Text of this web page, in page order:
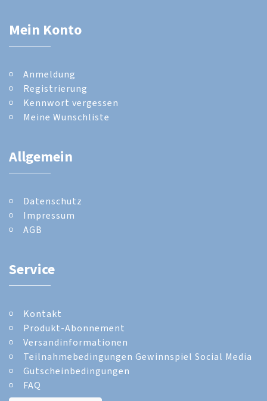
Mein Konto
Anmeldung
Registrierung
Kennwort vergessen
Meine Wunschliste
Allgemein
Datenschutz
Impressum
AGB
Service
Kontakt
Produkt-Abonnement
Versandinformationen
Teilnahmebedingungen Gewinnspiel Social Media
Gutscheinbedingungen
FAQ